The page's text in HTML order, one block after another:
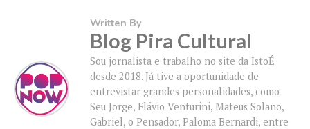
Written By
Blog Pira Cultural
Sou jornalista e trabalho no site da IstoÉ
desde 2018. Já tive a oportunidade de
entrevistar grandes personalidades, como
Seu Jorge, Flávio Venturini, Mateus Solano,
Gabriel, o Pensador, Paloma Bernardi, entre